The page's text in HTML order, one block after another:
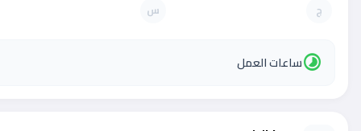
ج س
timelapseساعات العمل